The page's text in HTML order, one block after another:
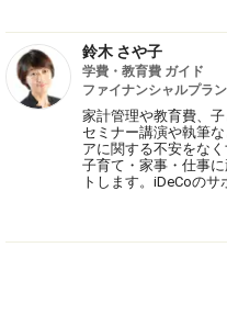
鈴木 さや子
学費・教育費 ガイド
ファイナンシャルプラ
家計管理や教育費、
セミナー講演や執筆
アに関する不安をな
子育て・家事・仕事
トします。iDeCoのサ